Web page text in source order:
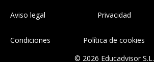
Aviso legal Privacidad
Condiciones
Política de cookies
© 2026 Educadvisor S.L.